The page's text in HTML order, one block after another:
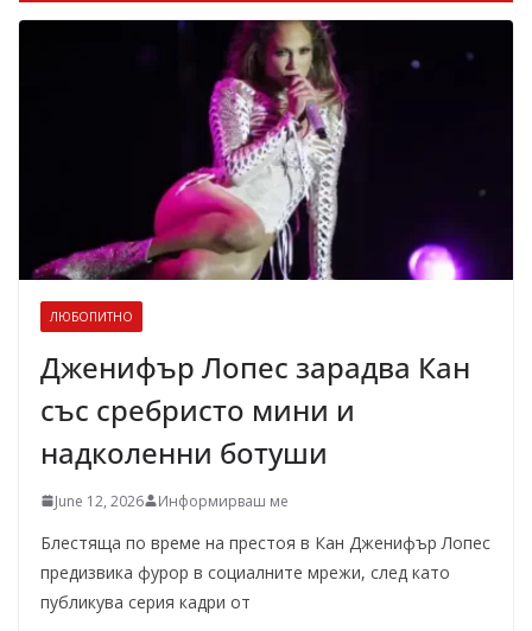
ЛЮБОПИТНО
Дженифър Лопес зарадва Кан
със сребристо мини и
надколенни ботуши
June 12, 2026 Информирваш ме
Блестяща по време на престоя в Кан Дженифър Лопес
предизвика фурор в социалните мрежи, след като
публикува серия кадри от